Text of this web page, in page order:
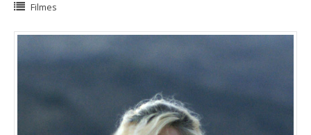
Filmes